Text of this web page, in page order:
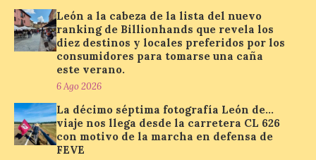
Paradores renueva su
compromiso con La Vuelta
como patrocinador oficial
7 Ago 2026
León a la cabeza de la lista del nuevo
ranking de Billionhands que revela los
diez destinos y locales preferidos por los
consumidores para tomarse una caña
este verano.
6 Ago 2026
La décimo séptima fotografía León de…
viaje nos llega desde la carretera CL 626
con motivo de la marcha en defensa de
FEVE